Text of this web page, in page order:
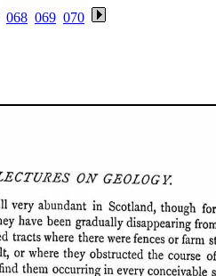
068 069 070